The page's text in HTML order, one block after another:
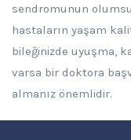
sendromunun
hastaların yaşam
bileğinizde uyuşma,
varsa bir doktora
almanız önemlidir.